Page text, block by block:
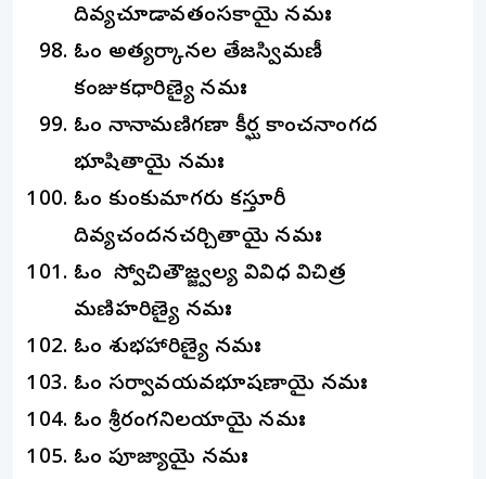
దివ్యచూడావతంసకాయై నమః
ఓం అత్యర్కానల తేజస్విమణీ
కంజుకధారిణ్యై నమః
ఓం నానామణిగణా కీర్ఘ కాంచనాంగద
భూషితాయై నమః
ఓం కుంకుమాగరు కస్తూరీ
దివ్యచందనచర్చితాయై నమః
ఓం స్వోచితౌజ్జ్వల్య వివిధ విచిత్ర
మణిహరిణ్యై నమః
ఓం శుభహారిణ్యై నమః
ఓం సర్వావయవభూషణాయై నమః
ఓం శ్రీరంగనిలయాయై నమః
ఓం పూజ్యాయై నమః